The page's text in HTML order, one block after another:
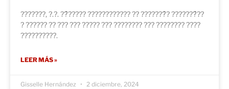
???????, ?.?. ??́????? ???????????? ?? ???????́? ???????́??
? ?????? ?? ??? ??? ????? ??? ???????? ??? ???????? ????
??????????.
LEER MÁS »
Gisselle Hernández 2 diciembre, 2024